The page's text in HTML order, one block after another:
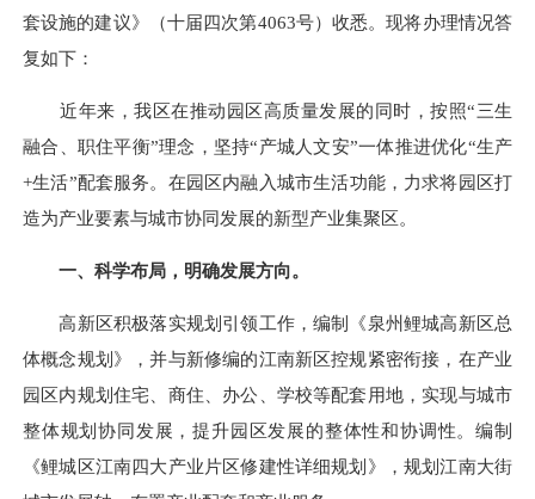
套设施的建议》（十届四次第4063号）收悉。现将办理情况答
复如下：
近年来，我区在推动园区高质量发展的同时，按照“三生
融合、职住平衡”理念，坚持“产城人文安”一体推进优化“生产
+生活”配套服务。在园区内融入城市生活功能，力求将园区打
造为产业要素与城市协同发展的新型产业集聚区。
一、科学布局，明确发展方向。
高新区积极落实规划引领工作，编制《泉州鲤城高新区总
体概念规划》，并与新修编的江南新区控规紧密衔接，在产业
园区内规划住宅、商住、办公、学校等配套用地，实现与城市
整体规划协同发展，提升园区发展的整体性和协调性。编制
《鲤城区江南四大产业片区修建性详细规划》，规划江南大街